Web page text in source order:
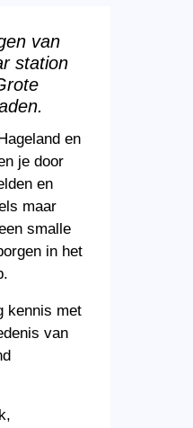
van
station
en
je door
en
maar
smalle
in het
kennis met
van